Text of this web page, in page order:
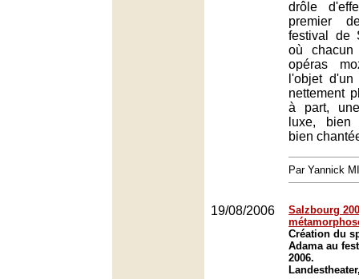
drôle
premier
festival de
où chacun
opéras
l'objet d'un
nettement
à part,
luxe,
bien
Par Yannick
19/08/2006
Salzbourg
Création du
Adama au
2006.